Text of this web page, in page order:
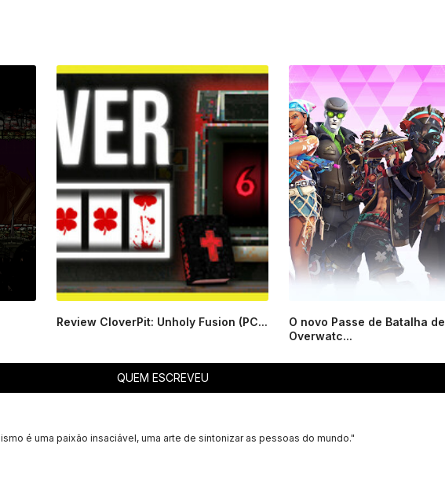
Review CloverPit: Unholy Fusion (PC...
O novo Passe de Batalha de
Overwatc...
QUEM ESCREVEU
é uma paixão insaciável, uma arte de sintonizar as pessoas do mundo."